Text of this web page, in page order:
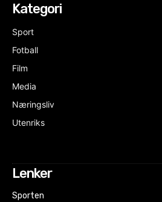
Kategori
Sport
Fotball
Film
Media
Næringsliv
Utenriks
Lenker
Sporten